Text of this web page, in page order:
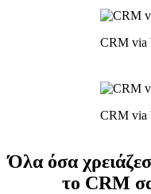
CRM via
CRM via
Όλα όσα
το CRM